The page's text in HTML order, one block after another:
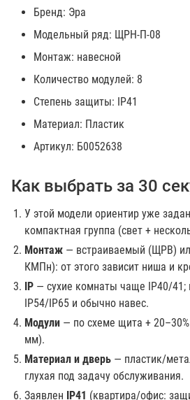
Бренд: Эра
Модельный ряд: ЩРН-П-08
Монтаж: навесной
Количество модулей: 8
Степень защиты: IP41
Материал: Пластик
Артикул: Б0052638
Как выбрать за 30
У этой модели ориентир уже
компактная группа (свет +
Монтаж — встраиваемый (ЩРВ)
КМПн): от этого зависит ниша и
IP — сухие комнаты чаще IP40/
IP54/IP65 и обычно навес.
Модули — по схеме щита +
мм).
Материал и дверь — пластик/
глухая под задачу обслуживания.
Заявлен IP41 (квартира/офис: